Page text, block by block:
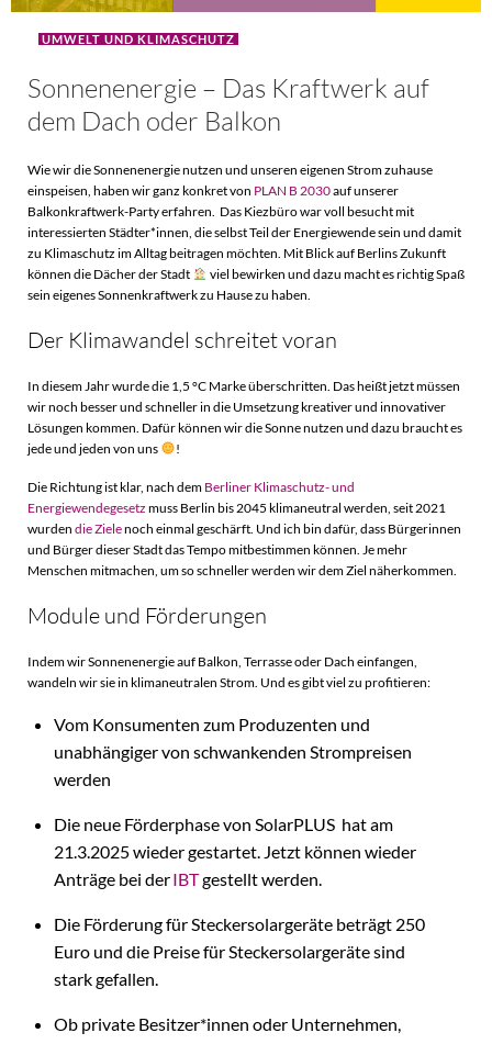
UMWELT UND KLIMASCHUTZ
Sonnenenergie – Das Kraftwerk auf
dem Dach oder Balkon
Wie wir die Sonnenenergie nutzen und unseren eigenen Strom zuhause
einspeisen, haben wir ganz konkret von PLAN B 2030auf unserer
Balkonkraftwerk-Party erfahren. Das Kiezbüro war voll besucht mit
interessierten Städter*innen, die selbst Teil der Energiewende sein und damit
zu Klimaschutz im Alltag beitragen möchten. Mit Blick auf Berlins Zukunft
können die Dächer der Stadt
viel bewirken und dazu macht es richtig Spaß
sein eigenes Sonnenkraftwerk zu Hause zu haben.
Der Klimawandel schreitet voran
In diesem Jahr wurde die 1,5 °C Marke überschritten. Das heißt jetzt müssen
wir noch besser und schneller in die Umsetzung kreativer und innovativer
Lösungen kommen. Dafür können wir die Sonne nutzen und dazu braucht es
jede und jeden von uns
!
Die Richtung ist klar, nach dem Berliner Klimaschutz- und
Energiewendegesetz muss Berlin bis 2045 klimaneutral werden, seit 2021
wurden die Zielenoch einmal geschärft. Und ich bin dafür, dass Bürgerinnen
und Bürger dieser Stadt das Tempo mitbestimmen können. Je mehr
Menschen mitmachen, um so schneller werden wir dem Ziel näherkommen.
Module und Förderungen
Indem wir Sonnenenergie auf Balkon, Terrasse oder Dach einfangen,
wandeln wir sie in klimaneutralen Strom. Und es gibt viel zu profitieren:
Vom Konsumenten zum Produzenten und
unabhängiger von schwankenden Strompreisen
werden
Die neue Förderphase von SolarPLUS hat am
21.3.2025 wieder gestartet. Jetzt können wieder
Anträge bei derIBTgestellt werden.
Die Förderung für Steckersolargeräte beträgt 250
Euro und die Preise für Steckersolargeräte sind
stark gefallen.
Ob private Besitzer*innen oder Unternehmen,